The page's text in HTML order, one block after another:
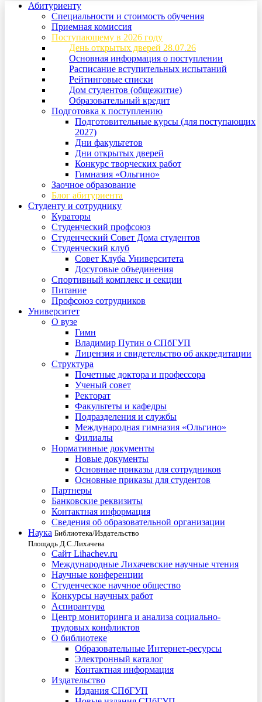
Абитуриенту
Специальности и стоимость обучения
Приемная комиссия
Поступающему в 2026 году
День открытых дверей 28.07.26
Основная информация о поступлении
Расписание вступительных испытаний
Рейтинговые списки
Дом студентов (общежитие)
Образовательный кредит
Подготовка к поступлению
Подготовительные курсы (для поступающих
2027)
Дни факультетов
Дни открытых дверей
Конкурс творческих работ
Гимназия «Ольгино»
Заочное образование
Блог абитуриента
Студенту и сотруднику
Кураторы
Студенческий профсоюз
Студенческий Совет Дома студентов
Студенческий клуб
Совет Клуба Университета
Досуговые объединения
Спортивный комплекс и секции
Питание
Профсоюз сотрудников
Университет
О вузе
Гимн
Владимир Путин о СПбГУП
Лицензия и свидетельство об аккредитации
Структура
Почетные доктора и профессора
Ученый совет
Ректорат
Факультеты и кафедры
Подразделения и службы
Международная гимназия «Ольгино»
Филиалы
Нормативные документы
Новые документы
Основные приказы для сотрудников
Основные приказы для студентов
Партнеры
Банковские реквизиты
Контактная информация
Сведения об образовательной организации
Наука Библиотека/Издательство
Площадь Д.С.Лихачева
Сайт Lihachev.ru
Международные Лихачевские научные чтения
Научные конференции
Студенческое научное общество
Конкурсы научных работ
Аспирантура
Центр мониторинга и анализа социально-
трудовых конфликтов
О библиотеке
Образовательные Интернет-ресурсы
Электронный каталог
Контактная информация
Издательство
Издания СПбГУП